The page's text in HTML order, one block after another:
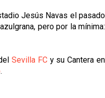
Jesús Navas el pasado
pero por la mínima:
Sevilla FCy su Cantera en
.